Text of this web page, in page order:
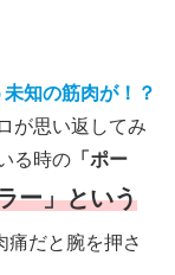
知の筋肉が！？
が思い返してみ
る時の 「ポー
ー」という
痛だと腕を押さ